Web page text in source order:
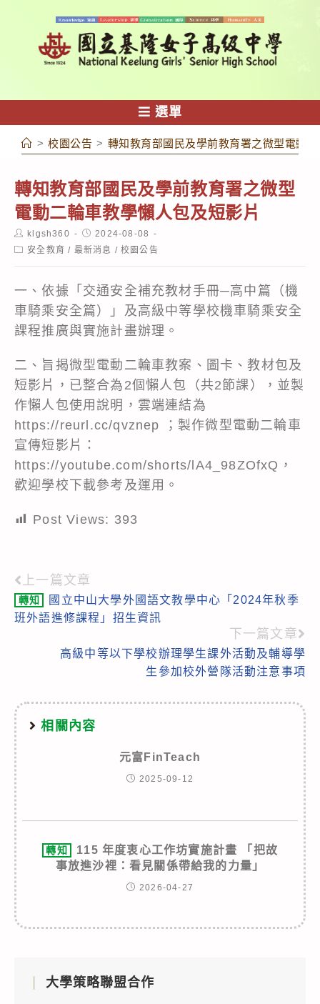
容
選單
> 校園公告 > 轉知教育部國民及學前教育署之微型電動
轉知教育部國民及學前教育署之微型
電動二輪車教學懶人包及短影片
Post
author:
klgsh360
Post
published:
2024-08-08
Post安全教育 / 最新消息 / 校園公告
一、依據「交通安全補充教材手冊─高中篇（機
車騎乘安全篇）」及高級中等學校機車騎乘安全
課程推廣與實施計畫辦理。
二、旨揭微型電動二輪車教案、圖卡、教材包及
短影片，已整合為2個懶人包（共2節課），並製
作懶人包使用說明，雲端連結為
https://reurl.cc/qvznep
；製作微型電動二輪車
宣傳短影片：
https://youtube.com/shorts/lA4_98ZOfxQ ，
歡迎學校下載參考及運用。
Post Views: 393
Read
more
上一篇文章
轉知
國立中山大學外國語文教學中心「2024年秋季
班外語進修課程」招生資訊
下一篇文章
高級中等以下學校辦理學生課外活動及輔導學
生參加校外營隊活動注意事項
相關內容
元富FinTeach
2025-09-12
轉知
115 年度衷心工作坊實施計畫 「把故
事放進沙裡：看見關係帶給我的力量」
2026-04-27
大學策略聯盟合作